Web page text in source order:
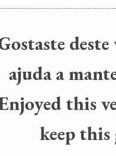
ajuda a
this
keep